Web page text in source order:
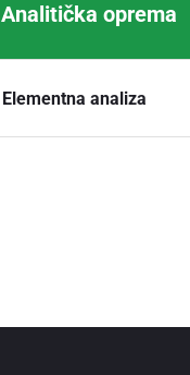
Analitička oprema
Elementna analiza